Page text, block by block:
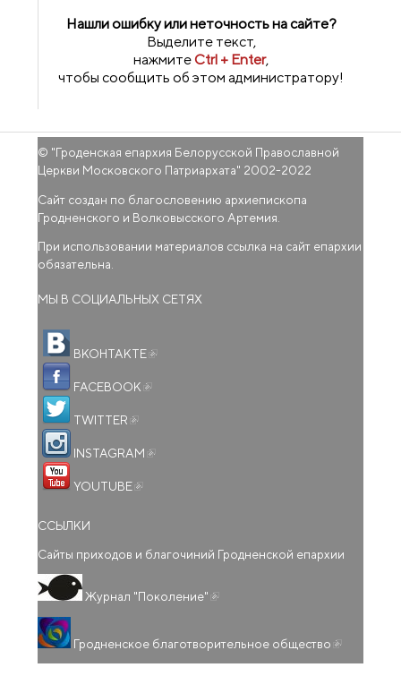
Нашли ошибку или неточность на сайте?
Выделите текст,
нажмитеCtrl + Enter,
чтобы сообщить об этом администратору!
© "Гроденская епархия Белорусской Православной
Церкви Московского Патриархата" 2002-2022
Сайт создан по благословению архиепископа
Гродненского и Волковысского Артемия.
При использовании материалов ссылка на сайт епархии
обязательна.
МЫ В СОЦИАЛЬНЫХ СЕТЯХ
ВКОНТАКТЕ
FACEBOOK
TWITTER
INSTAGRAM
YOUTUBE
ССЫЛКИ
Сайты приходов и благочиний Гродненской епархии
Журнал "Поколение"
Гродненское благотворительное общество ссылка)